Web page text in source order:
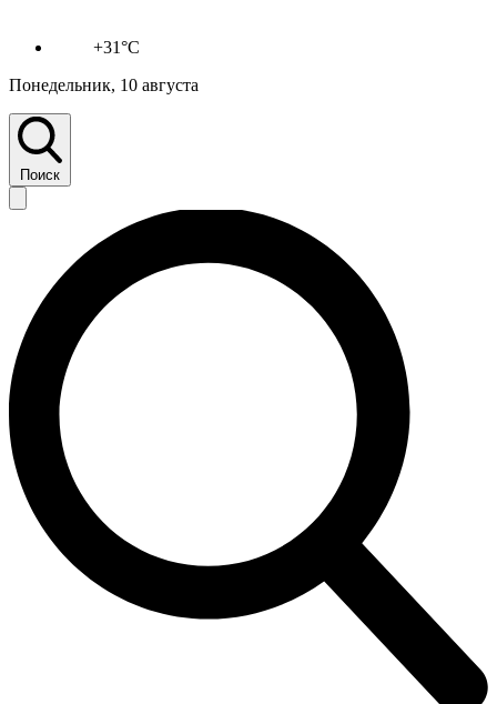
+31°C
Понедельник, 10 августа
Поиск